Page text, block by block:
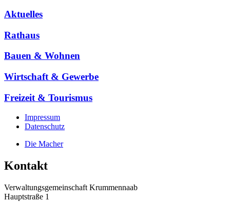
Aktuelles
Rathaus
Bauen & Wohnen
Wirtschaft & Gewerbe
Freizeit & Tourismus
Impressum
Datenschutz
Die Macher
Kontakt
Verwaltungsgemeinschaft Krummennaab
Hauptstraße 1